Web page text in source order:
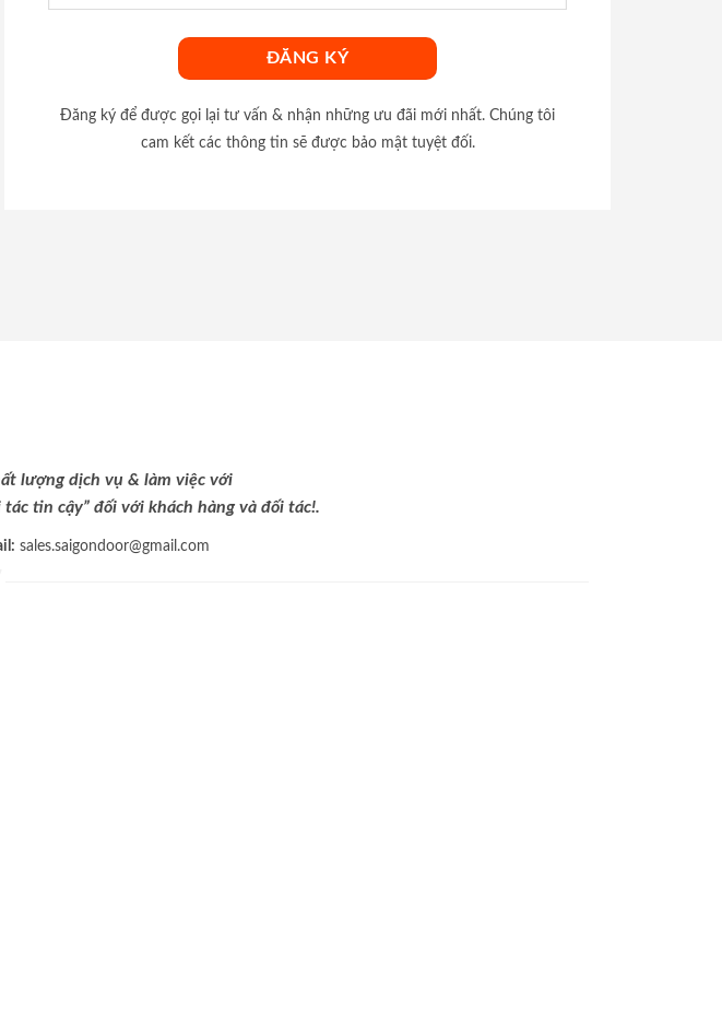
Đăng ký để được gọi lại tư vấn & nhận những ưu đãi mới nhất. Chúng tôi
cam kết các thông tin sẽ được bảo mật tuyệt đối.
lượng dịch vụ & làm việc với
tin cậy” đối với khách hàng và đối tác!.
: sales.saigondoor@gmail.com